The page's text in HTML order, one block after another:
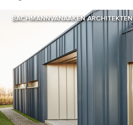
BACHMANNVANAAKEN ARCHITEKTEN